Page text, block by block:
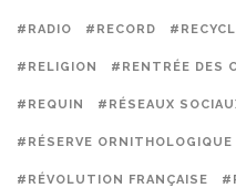
#RADIO #RECORD
#RELIGION #RENTRÉE DES
#REQUIN #RÉSEAUX
#RÉSERVE ORNITHOLOGIQUE
#RÉVOLUTION FRANÇAISE